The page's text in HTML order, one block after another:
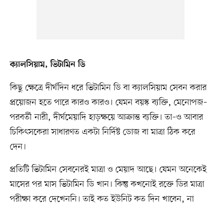
ক্যালসিয়াম, ভিটামিন ডি
কিছু ক্ষেত্রে দীর্ঘদিন ধরে ভিটামিন ডি বা ক্যালসিয়াম সেবন করার
প্রয়োজন হতে পারে কারও কারও। যেমন বয়স্ক ব্যক্তি, মেনোপজ–
পরবর্তী নারী, দীর্ঘমেয়াদি হাড়ক্ষয়ে আক্রান্ত ব্যক্তি। তা–ও আবার
চিকিৎসকেরা সাধারণত একটা নির্দিষ্ট ডোজ বা মাত্রা ঠিক করে
দেন।
প্রতিটি ভিটামিন সেবনেরই মাত্রা ও মেয়াদ আছে। যেমন অনেকেই
মাসের পর মাস ভিটামিন ডি খান। কিন্তু কখনোই রক্তে ডির মাত্রা
পরীক্ষা করে দেখেননি। তাই কত ইউনিট কত দিন খাবেন, না